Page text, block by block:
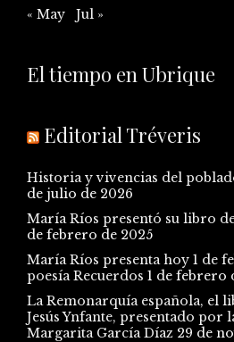
« May Jul »
El tiempo en Ubrique
Editorial Tréveris
Historia y vivencias del
de julio de 2026
María Ríos presentó su libro
de febrero de 2025
María Ríos presenta hoy 1 de
poesía Recuerdos 1 de febrero
La Remonarquía española, el
Jesús Ynfante, presentado por
Margarita García Díaz 29 de